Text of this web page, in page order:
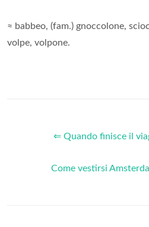
≈ babbeo, (fam.) gnoccolone,
volpe, volpone.
⇐ Quando finisce il
Come vestirsi